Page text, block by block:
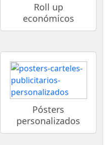
Roll up
económicos
Pósters
personalizados